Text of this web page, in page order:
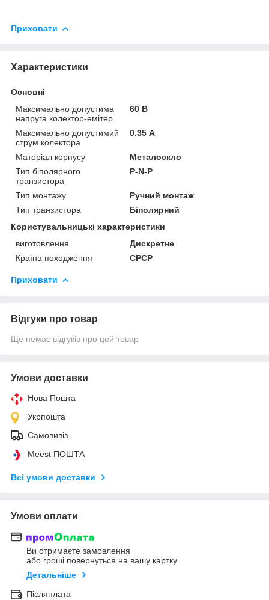
Приховати
Характеристики
Основні
Максимально допустима
напруга колектор-емітер
60 В
Максимально допустимий
струм колектора
0.35 А
Матеріал корпусу
Металоскло
Тип біполярного
транзистора
P-N-P
Тип монтажу
Ручний монтаж
Тип транзистора
Біполярний
Користувальницькі характеристики
виготовлення
Дискретне
Країна походження
СРСР
Приховати
Відгуки про товар
Ще немає відгуків про цей товар
Умови доставки
Нова Пошта
Укрпошта
Самовивіз
Meest ПОШТА
Всі умови доставки
Умови оплати
Ви отримаєте замовлення
або гроші повернуться на вашу картку
Детальніше
Післяплата